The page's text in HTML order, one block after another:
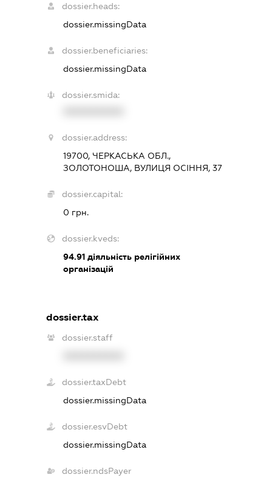
dossier.heads:
dossier.missingData
dossier.beneficiaries:
dossier.missingData
dossier.smida:
dossier.address:
19700, ЧЕРКАСЬКА ОБЛ.,
ЗОЛОТОНОША, ВУЛИЦЯ ОСІННЯ, 37
dossier.capital:
0 грн.
dossier.kveds:
94.91діяльність релігійних
організацій
dossier.tax
dossier.staff
dossier.taxDebt
dossier.missingData
dossier.esvDebt
dossier.missingData
dossier.ndsPayer